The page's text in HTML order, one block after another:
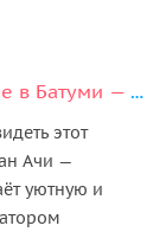
Эксклюзивное морское приключение в Батуми — частная прогулка на яхте
этот
Ачи —
уютную и